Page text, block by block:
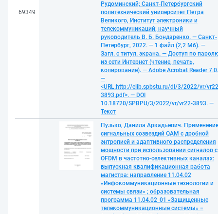
69349
Рудоминский; Санкт-Петербургский
политехнический университет Петра
Великого, Институт электроники и
телекоммуникаций; научный
руководитель В. Б. Бондаренко. — Санкт-
Петербург, 2022. — 1 файл (2,2 Мб). —
Загл. с титул. экрана. — Доступ по
из сети Интернет (чтение, печать,
копирование). — Adobe Acrobat Reader 7.0.
—
<URL:http://elib.spbstu.ru/dl/3/2022/vr/
3893.pdf>. — DOI
10.18720/SPBPU/3/2022/vr/vr22-3893. —
Текст
Пузько, Данила Аркадьевич. Применение
сигнальных созвездий QAM с дробной
энтропией и адаптивного распределения
мощности при использовании сигналов с
OFDM в частотно-селективных каналах:
выпускная квалификационная работа
магистра: направление 11.04.02
«Инфокоммуникационные технологии и
системы связи» ; образовательная
программа 11.04.02_01 «Защищенные
телекоммуникационные системы» =